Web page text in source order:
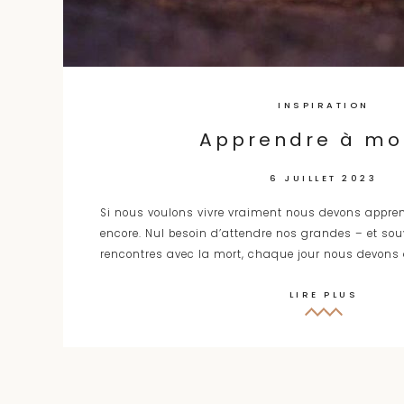
INSPIRATION
Apprendre à
6 JUILLET 2023
Si nous voulons vivre vraiment nous devons
encore. Nul besoin d’attendre nos grandes – et
rencontres avec la mort, chaque jour nous
LIRE PLUS